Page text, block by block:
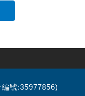
號:35977856)